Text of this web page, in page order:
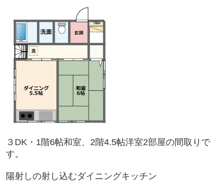
３ DK・1階6帖和室、2階4.5帖洋室2部屋の間取りで
す。
陽射しの射し込むダイニングキッチン